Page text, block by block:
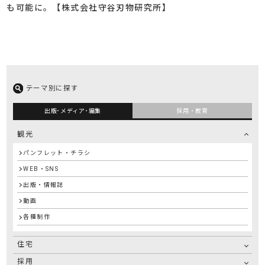
も可能に。【株式会社守谷刃物研究所】
テーマ別に探す
出版･メディア･編集 採用・教育
観光
パンフレット・チラシ
WEB・SNS
出版・情報誌
動画
各種制作
住宅
採用